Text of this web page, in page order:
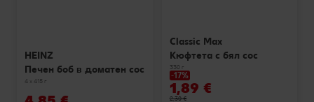
HEINZ
Печен боб в доматен сос
4 x 415 г
Classic Max
Кюфтета с бял сос
330 г
-17%
1,89 €
2,30 €